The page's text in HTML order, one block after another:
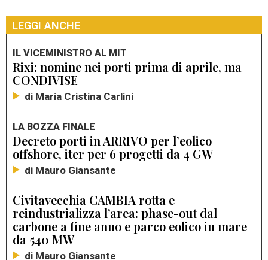
LEGGI ANCHE
IL VICEMINISTRO AL MIT
Rixi: nomine nei porti prima di aprile, ma
CONDIVISE
di Maria Cristina Carlini
LA BOZZA FINALE
Decreto porti in ARRIVO per l’eolico
offshore, iter per 6 progetti da 4 GW
di Mauro Giansante
Civitavecchia CAMBIA rotta e
reindustrializza l’area: phase-out dal
carbone a fine anno e parco eolico in mare
da 540 MW
di Mauro Giansante